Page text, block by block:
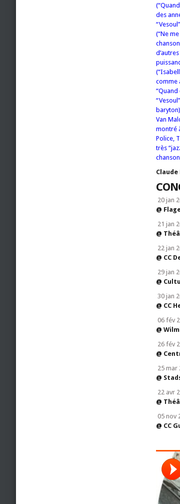
des
(“Ne
comme
“Quand
Van
montré
Police,
très
Claude
20 jan
@
21 jan
@
22 jan
@ CC
29 jan
@
30 jan
@ CC
06 fév
@
26 fév
@
25 mar
@
22 avr
@
05 nov
@ CC